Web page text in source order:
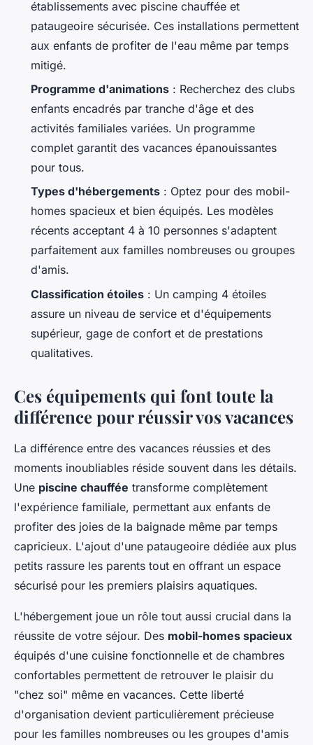
établissements avec piscine chauffée et
pataugeoire sécurisée. Ces installations permettent
aux enfants de profiter de l'eau même par temps
mitigé.
Programme d'animations : Recherchez des clubs
enfants encadrés par tranche d'âge et des
activités familiales variées. Un programme
complet garantit des vacances épanouissantes
pour tous.
Types d'hébergements : Optez pour des mobil-
homes spacieux et bien équipés. Les modèles
récents acceptant 4 à 10 personnes s'adaptent
parfaitement aux familles nombreuses ou groupes
d'amis.
Classification étoiles : Un camping 4 étoiles
assure un niveau de service et d'équipements
supérieur, gage de confort et de prestations
qualitatives.
Ces équipements qui font toute la
différence pour réussir vos vacances
La différence entre des vacances réussies et des
moments inoubliables réside souvent dans les détails.
Une piscine chauffée transforme complètement
l'expérience familiale, permettant aux enfants de
profiter des joies de la baignade même par temps
capricieux. L'ajout d'une pataugeoire dédiée aux plus
petits rassure les parents tout en offrant un espace
sécurisé pour les premiers plaisirs aquatiques.
L'hébergement joue un rôle tout aussi crucial dans la
réussite de votre séjour. Des mobil-homes spacieux
équipés d'une cuisine fonctionnelle et de chambres
confortables permettent de retrouver le plaisir du
"chez soi" même en vacances. Cette liberté
d'organisation devient particulièrement précieuse
pour les familles nombreuses ou les groupes d'amis